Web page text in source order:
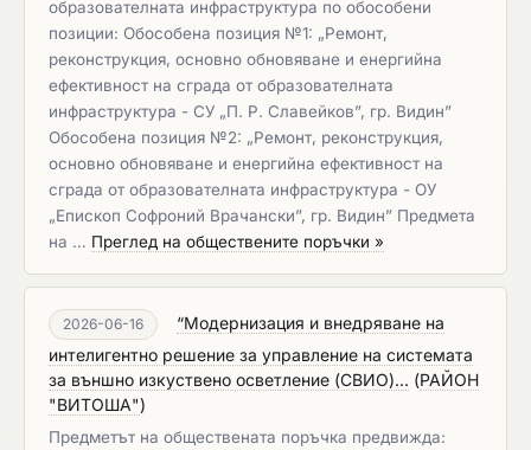
образователната инфраструктура по обособени
позиции: Обособена позиция №1: „Ремонт,
реконструкция, основно обновяване и енергийна
ефективност на сграда от образователната
инфраструктура - СУ „П. Р. Славейков”, гр. Видин”
Обособена позиция №2: „Ремонт, реконструкция,
основно обновяване и енергийна ефективност на
сграда от образователната инфраструктура - ОУ
„Епископ Софроний Врачански”, гр. Видин” Предмета
на … Преглед на обществените поръчки »
2026-06-16
“Модернизация и внедряване на
интелигентно решение за управление на системата
за външно изкуствено осветление (СВИО)... (РАЙОН
"ВИТОША")
Предметът на обществената поръчка предвижда: